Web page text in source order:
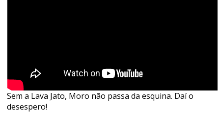
Sem a Lava Jato, Moro não passa da esquina. Daí o
desespero!